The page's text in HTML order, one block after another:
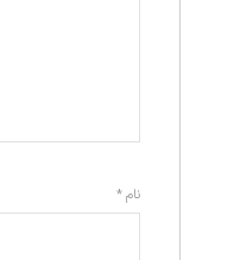
نام*